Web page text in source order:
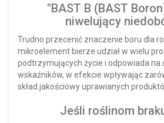
"BAST B (BAST
niwelujący
Trudno przecenić znaczenie boru dla
mikroelement bierze udział w wielu
podtrzymujących życie i odpowiada na
wskaźników, w efekcie wpływając
skład jakościowy uprawianych
Jeśli roślinom